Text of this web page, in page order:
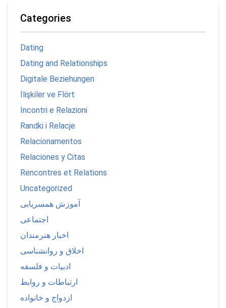
Categories
Dating
Dating and Relationships
Digitale Beziehungen
İlişkiler ve Flört
Incontri e Relazioni
Randki i Relacje
Relacionamentos
Relaciones y Citas
Rencontres et Relations
Uncategorized
آموزش همسریابی
اجتماعی
اخبار هنرمندان
اخلاق و روانشناسی
ادبیات و فلسفه
ارتباطات و روابط
ازدواج و خانواده